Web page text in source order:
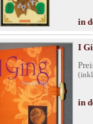
in
I
in